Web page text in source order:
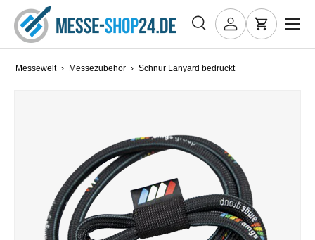
DIREKT ZUM INHALT
Suchen
Art
SucheEinloggen
Menü
Messewelt › Messezubehör › Schnur Lanyard bedruckt